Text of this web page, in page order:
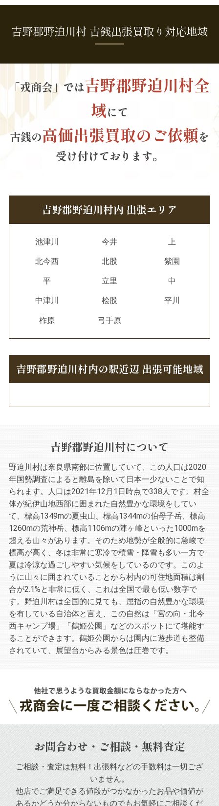
吉野郡野迫川村 古銭出張買取り対応地域
「戎商会」では吉野郡野迫川村全
域にて
古銭の高価出張買取のご依頼を
受け付けております。
吉野郡野迫川村内 出張エリア
池津川 今井 上
北今西 北股 紫園
平 立里 中
中津川 桧股 平川
柞原 弓手原
吉野郡野迫川村内の駅近辺 出張可能地域
吉野郡野迫川村について
野迫川村は奈良県南部に位置していて、この人口は2020
年国勢調査によると離島を除いて日本一少ないことで知
られます。人口は2021年12月1日時点で338人です。村全
体が紀伊山地西部に囲まれた自然豊かな環境をしてい
て、標高1349mの夏虫山、標高1344mの伯母子岳、標高
1260mの荒神岳、標高1106mの陣ヶ峰といった1000mを
超える山々があります。そのため地勢が全般的に急峻で
標高が高く、冬は非常に寒冷で積雪・降雪も多い一方で
夏は冷涼な過ごしやすい気候をしているのです。このよ
うに山々に囲まれていることから村内の可住地面積は割
合が2.1%と非常に低く、これは全国で最も低い数字で
す。野迫川村は全国的に見ても、屈指の自然豊かな環境
を有している自治体と言え、この自然は「宮の向・北今
西キャンプ場」「鶴姫公園」などのスポットにて堪能す
ることができます。鶴姫公園からは園内に遊歩道も整備
されていて、展望台からみる景色は圧巻です。
お問合わせ・ご相談・無料査定
ご相談・査定は無料！出張料などの手数料は一切ござ
いません。
他店でご満足できる値段がつかなかったお品や価値が
あるかどうか分からないものでもお気軽にご相談くだ